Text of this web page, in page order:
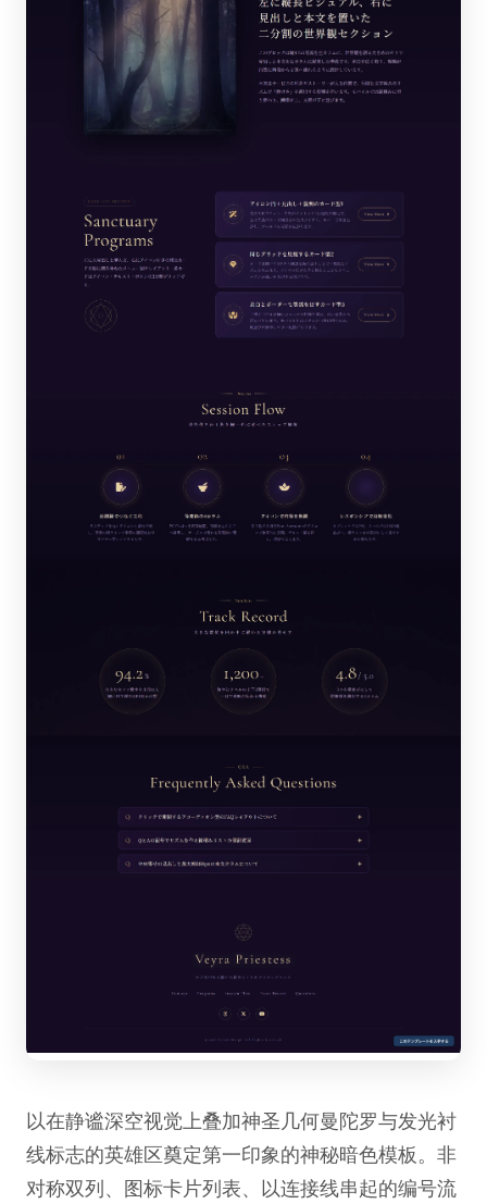
以在静谧深空视觉上叠加神圣几何曼陀罗与发光衬
线标志的英雄区奠定第一印象的神秘暗色模板。非
对称双列、图标卡片列表、以连接线串起的编号流